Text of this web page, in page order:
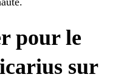
pour le
sur